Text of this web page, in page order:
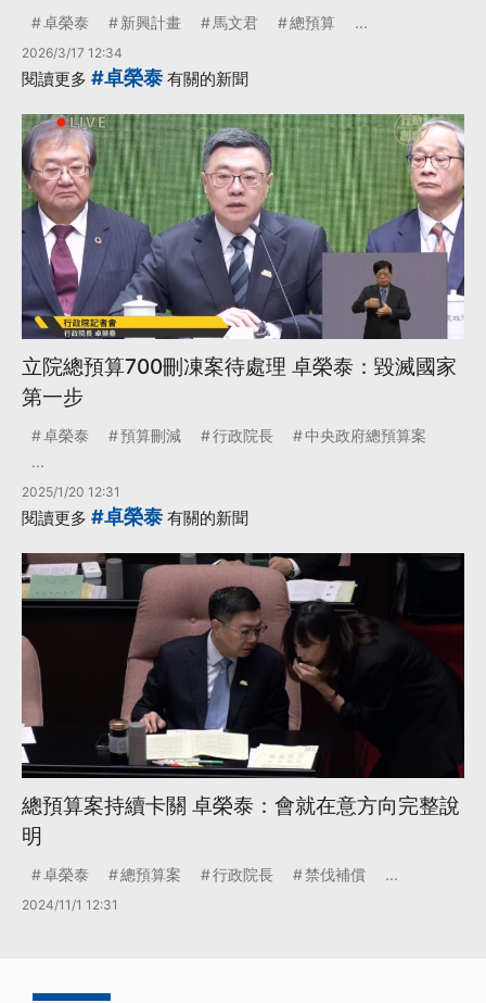
卓榮泰 新興計畫 馬文君 總預算 ...
2026/3/17 12:34
閱讀更多 #卓榮泰 有關的新聞
立院總預算700刪凍案待處理 卓榮泰：毀滅國家
第一步
卓榮泰 預算刪減 行政院長
中央政府總預算案
...
2025/1/20 12:31
閱讀更多 #卓榮泰 有關的新聞
總預算案持續卡關 卓榮泰：會就在意方向完整說
明
卓榮泰 總預算案 行政院長 禁伐補償 ...
2024/11/1 12:31